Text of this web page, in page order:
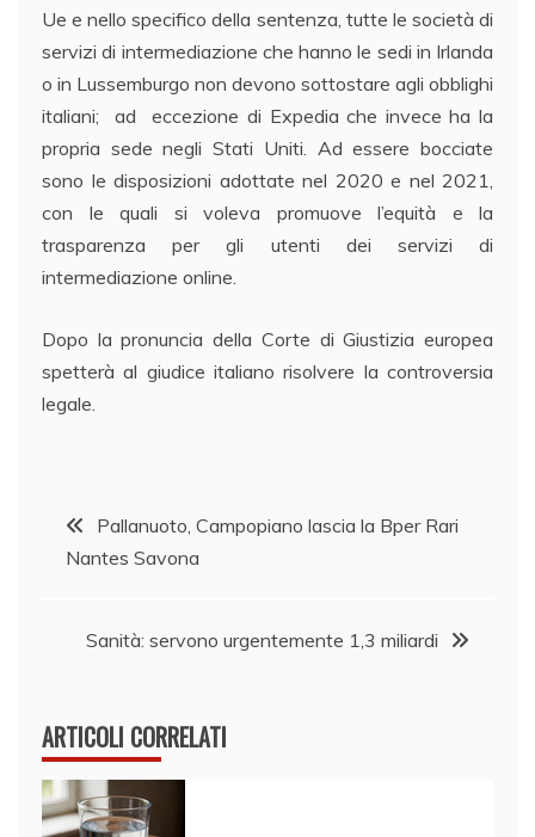
Ue e nello specifico della sentenza, tutte le società di
servizi di intermediazione che hanno le sedi in Irlanda
o in Lussemburgo non devono sottostare agli obblighi
italiani; ad eccezione di Expedia che invece ha la
propria sede negli Stati Uniti. Ad essere bocciate
sono le disposizioni adottate nel 2020 e nel 2021,
con le quali si voleva promuove l’equità e la
trasparenza per gli utenti dei servizi di
intermediazione online.
Dopo la pronuncia della Corte di Giustizia europea
spetterà al giudice italiano risolvere la controversia
legale.
Navigazione
articoli
Pallanuoto, Campopiano lascia la Bper Rari
Nantes Savona
Sanità: servono urgentemente 1,3 miliardi
ARTICOLI CORRELATI